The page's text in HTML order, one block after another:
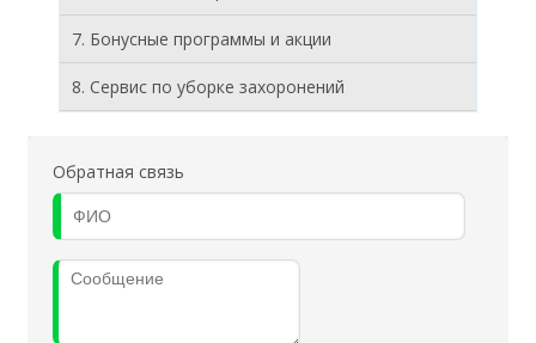
7. Бонусные программы и акции
8. Cервис по уборке захоронений
Обратная связь